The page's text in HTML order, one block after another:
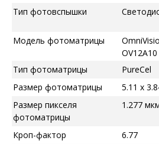
Тип фотовспышки
Модель фотоматрицы
OV12A10
Тип фотоматрицы PureCel
Размер фотоматрицы
5.11 x
Размер пикселя
фотоматрицы
1.277
Кроп-фактор 6.77